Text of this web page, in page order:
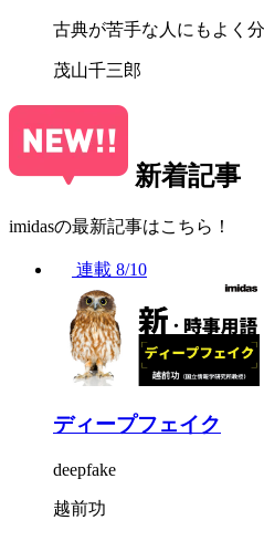
古典が苦手な人にもよく
茂山千三郎
新着記事
imidasの最新記事はこちら！
連載 8/10
ディープフェイク
deepfake
越前功